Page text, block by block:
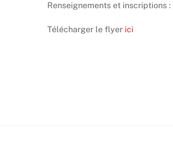
Renseignements et inscriptions :
Télécharger le flyer ici